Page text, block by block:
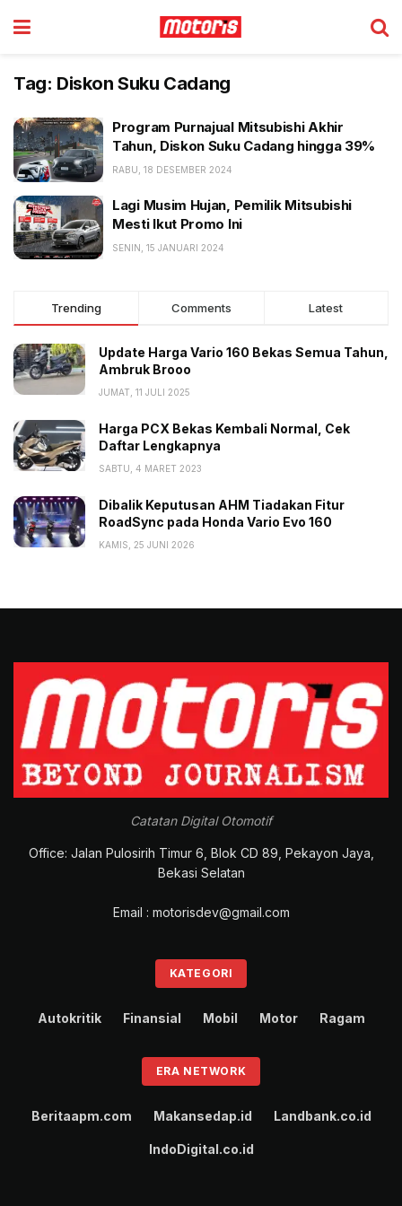
Tag: Diskon Suku Cadang
Program Purnajual Mitsubishi Akhir
Tahun, Diskon Suku Cadang hingga 39%
RABU, 18 DESEMBER 2024
Lagi Musim Hujan, Pemilik Mitsubishi
Mesti Ikut Promo Ini
SENIN, 15 JANUARI 2024
Trending Comments Latest
Update Harga Vario 160 Bekas Semua Tahun,
Ambruk Brooo
JUMAT, 11 JULI 2025
Harga PCX Bekas Kembali Normal, Cek
Daftar Lengkapnya
SABTU, 4 MARET 2023
Dibalik Keputusan AHM Tiadakan Fitur
RoadSync pada Honda Vario Evo 160
KAMIS, 25 JUNI 2026
Catatan Digital Otomotif
Office: Jalan Pulosirih Timur 6, Blok CD 89, Pekayon Jaya,
Bekasi Selatan
Email : motorisdev@gmail.com
KATEGORI
Autokritik Finansial Mobil Motor Ragam
ERA NETWORK
Beritaapm.com Makansedap.id Landbank.co.id
IndoDigital.co.id